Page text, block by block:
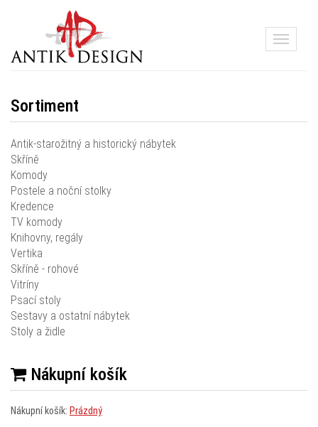
Toggle
Sortiment
Antik-starožitný a historický nábytek
Skříně
Komody
Postele a noční stolky
Kredence
TV komody
Knihovny, regály
Vertika
Skříně - rohové
Vitríny
Psací stoly
Sestavy a ostatní nábytek
Stoly a židle
Nákupní košík
Nákupní košík: Prázdný